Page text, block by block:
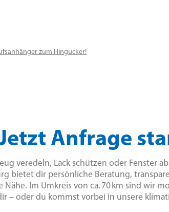
zum Hingucker!
Anfrage
veredeln, Lack schützen oder Fenster
bietet dir persönliche Beratung,
Nähe. Im Umkreis von ca. 70 km sind wir
– oder du kommst vorbei in unsere